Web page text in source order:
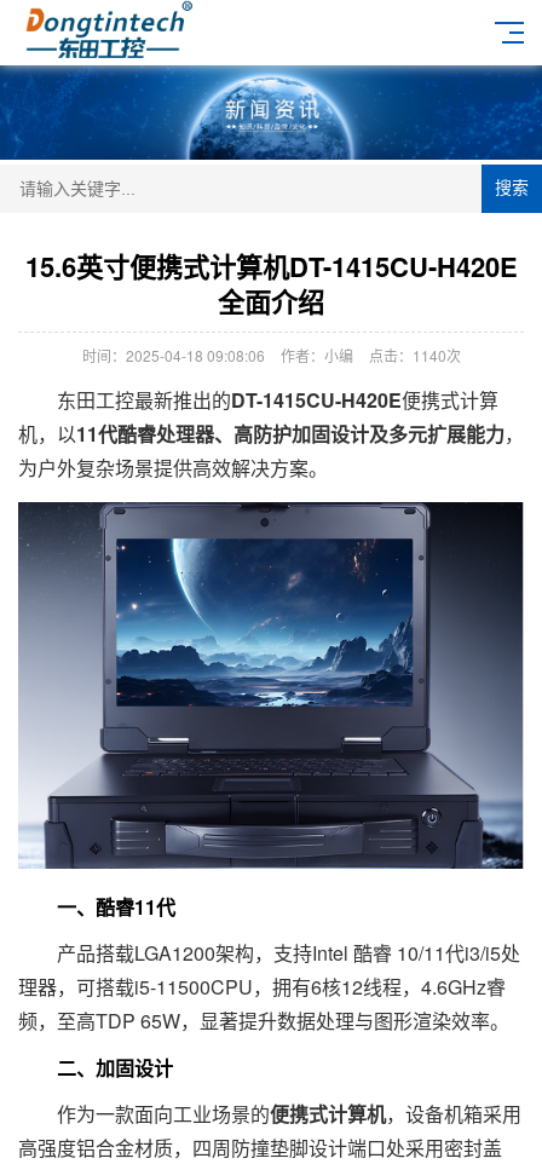
搜索
15.6英寸便携式计算机DT-1415CU-H420E
全面介绍
时间：2025-04-18 09:08:06 作者：小编 点击： 1140次
东田工控最新推出的DT-1415CU-H420E便携式计算
机，以11代酷睿处理器、高防护加固设计及多元扩展能力，
为户外复杂场景提供高效解决方案。
一、酷睿11代
产品搭载LGA1200架构，支持Intel 酷睿 10/11代i3/i5处
理器，可搭载i5-11500CPU，拥有6核12线程，4.6GHz睿
频，至高TDP 65W，显著提升数据处理与图形渲染效率。
二、加固设计
作为一款面向工业场景的便携式计算机，设备机箱采用
高强度铝合金材质，四周防撞垫脚设计端口处采用密封盖